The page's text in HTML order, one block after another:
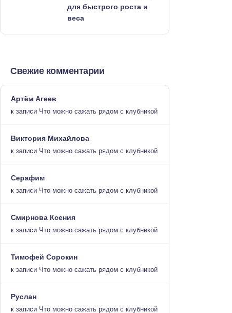
для быстрого роста и
веса
Свежие комментарии
Артём Агеев
к записи Что можно сажать рядом с клубникой
Виктория Михайлова
к записи Что можно сажать рядом с клубникой
Серафим
к записи Что можно сажать рядом с клубникой
Смирнова Ксения
к записи Что можно сажать рядом с клубникой
Тимофей Сорокин
к записи Что можно сажать рядом с клубникой
Руслан
к записи Что можно сажать рядом с клубникой